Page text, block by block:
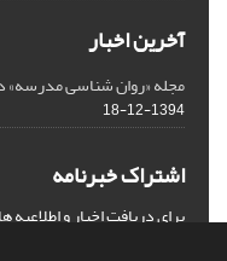
آخرین اخبار
مجله «روان شناسی مدرسه»
1394-12-18
اشتراک خبرنامه
برای دریافت اخبار و